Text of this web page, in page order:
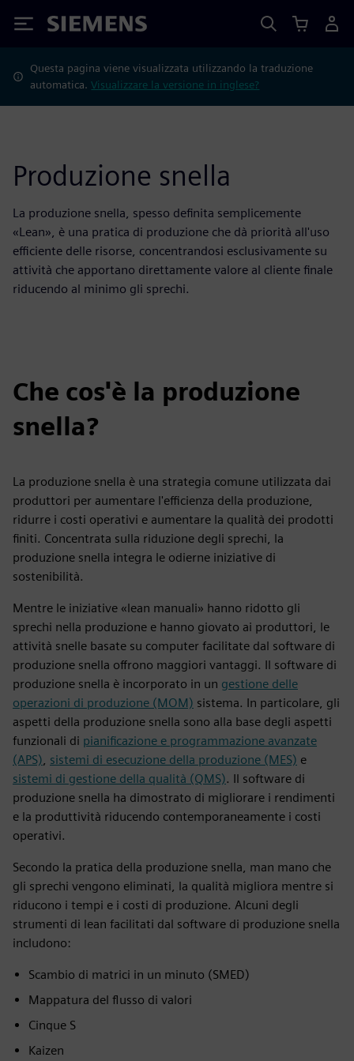
Siemens
Questa pagina viene visualizzata utilizzando la traduzione
automatica.Visualizzare la versione in inglese?
Produzione snella
La produzione snella, spesso definita semplicemente
«Lean», è una pratica di produzione che dà priorità all'uso
efficiente delle risorse, concentrandosi esclusivamente su
attività che apportano direttamente valore al cliente finale
riducendo al minimo gli sprechi.
Che cos'è la produzione
snella?
La produzione snella è una strategia comune utilizzata dai
produttori per aumentare l'efficienza della produzione,
ridurre i costi operativi e aumentare la qualità dei prodotti
finiti. Concentrata sulla riduzione degli sprechi, la
produzione snella integra le odierne iniziative di
sostenibilità.
Mentre le iniziative «lean manuali» hanno ridotto gli
sprechi nella produzione e hanno giovato ai produttori, le
attività snelle basate su computer facilitate dal software di
produzione snella offrono maggiori vantaggi. Il software di
produzione snella è incorporato in un gestione delle
operazioni di produzione (MOM) sistema. In particolare, gli
aspetti della produzione snella sono alla base degli aspetti
funzionali di pianificazione e programmazione avanzate
(APS), sistemi di esecuzione della produzione (MES) e
sistemi di gestione della qualità (QMS). Il software di
produzione snella ha dimostrato di migliorare i rendimenti
e la produttività riducendo contemporaneamente i costi
operativi.
Secondo la pratica della produzione snella, man mano che
gli sprechi vengono eliminati, la qualità migliora mentre si
riducono i tempi e i costi di produzione. Alcuni degli
strumenti di lean facilitati dal software di produzione snella
includono:
Scambio di matrici in un minuto (SMED)
Mappatura del flusso di valori
Cinque S
Kaizen